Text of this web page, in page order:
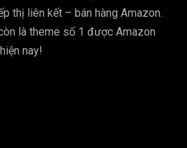
thị liên kết – bán hàng Amazon.
là theme số 1 được Amazon
nay!